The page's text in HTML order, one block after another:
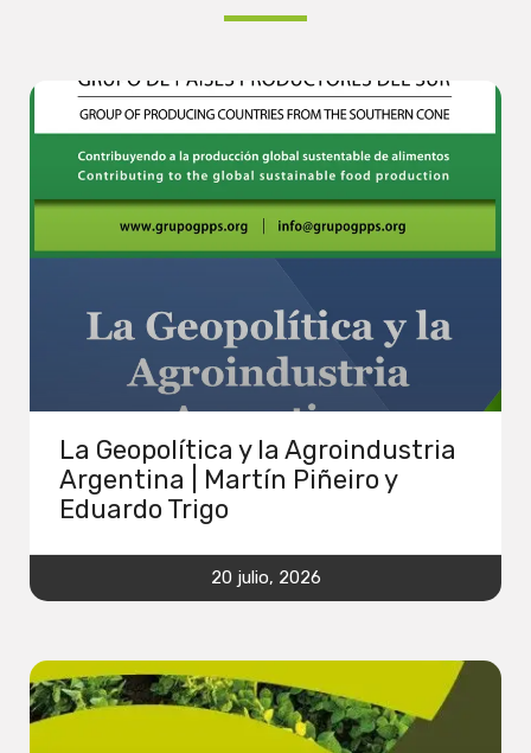
La Geopolítica y la Agroindustria
Argentina | Martín Piñeiro y
Eduardo Trigo
20 julio, 2026